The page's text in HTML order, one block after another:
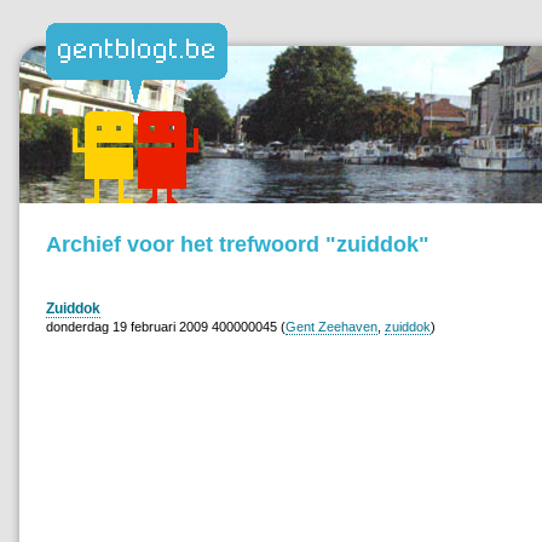
Archief voor het trefwoord "zuiddok"
Zuiddok
donderdag 19 februari 2009 400000045 (Gent Zeehaven zuiddok)